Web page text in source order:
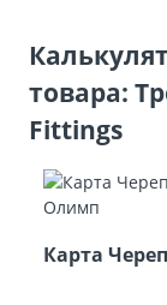
товара:
Fittings
Карта